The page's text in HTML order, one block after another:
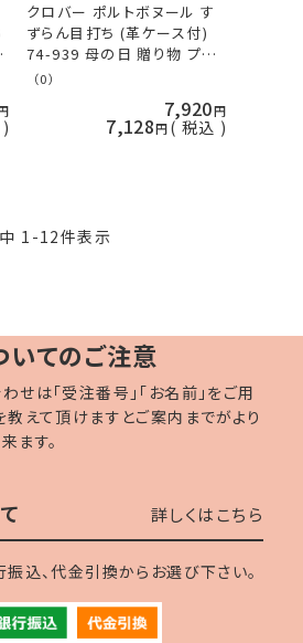
クロバー ポルトボヌール す
ずらん目打ち (革ケース付)
74-939 母の日 贈り物 プレ
ゼント 敬老の日 clv 手芸の
（0）
7,920
7,128 税込
1 -12件表示
てのご注意
せは「受注番号」「お名前」をご用
教えて頂けますとご案内までがより
ます。
詳しくはこちら
振込、代金引換からお選び下さい。